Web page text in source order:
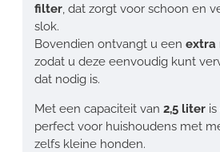
filter, dat zorgt voor schoon en
slok.
Bovendien ontvangt u een extra
zodat u deze eenvoudig kunt
dat nodig is.
Met een capaciteit van 2,5 liter
perfect voor huishoudens met
zelfs kleine honden.